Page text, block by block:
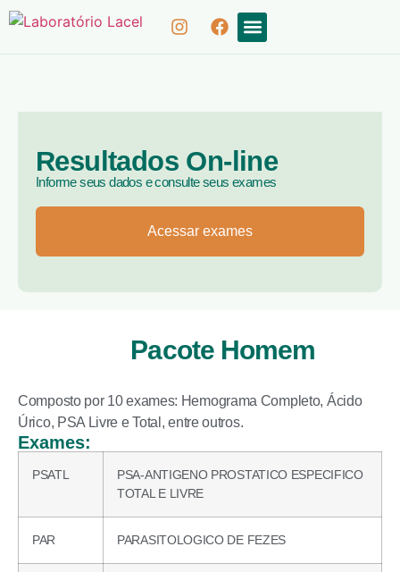
Resultados On-line
Informe seus dados e consulte seus exames
Acessar exames
Pacote Homem
Composto por 10 exames: Hemograma Completo, Ácido
Úrico, PSA Livre e Total, entre outros.
Exames:
PSATL
PSA-ANTIGENO PROSTATICO ESPECIFICO
TOTAL E LIVRE
PAR PARASITOLOGICO DE FEZES